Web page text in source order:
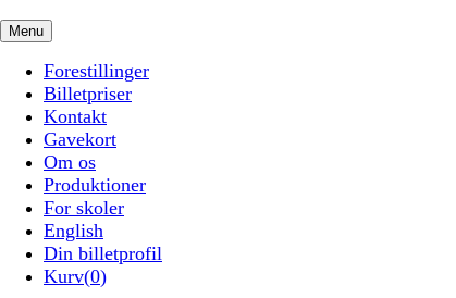
Menu
Forestillinger
Billetpriser
Kontakt
Gavekort
Om os
Produktioner
For skoler
English
Din billetprofil
Kurv(0)